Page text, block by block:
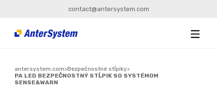
contact@antersystem.com
antersystem.com>Bezpečnostné stĺpiky>
PA LED BEZPEČNOSTNÝ STĹPIK SO SYSTÉMOM
SENSE&WARN